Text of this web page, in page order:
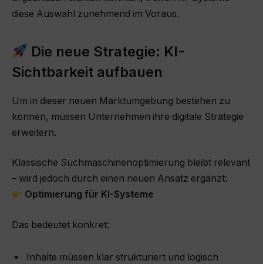
diese Auswahl zunehmend im Voraus.
Die neue Strategie: KI-
Sichtbarkeit aufbauen
Um in dieser neuen Marktumgebung bestehen zu
können, müssen Unternehmen ihre digitale Strategie
erweitern.
Klassische Suchmaschinenoptimierung bleibt relevant
– wird jedoch durch einen neuen Ansatz ergänzt:
Optimierung für KI-Systeme
Das bedeutet konkret:
Inhalte müssen klar strukturiert und logisch